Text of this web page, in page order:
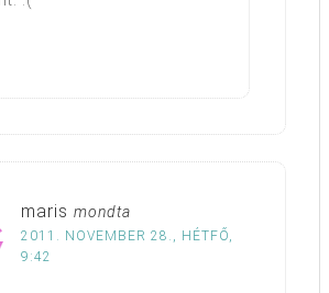
maris mondta
2011. NOVEMBER 28., HÉTFŐ,
9:42